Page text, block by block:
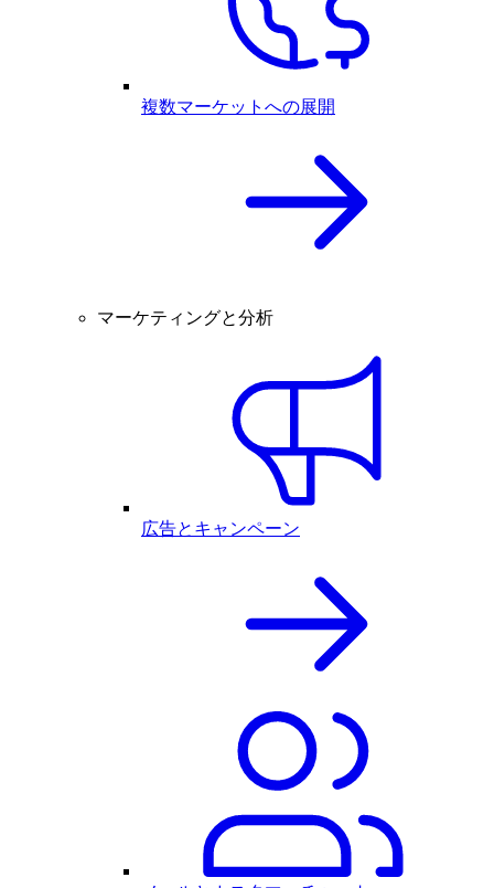
複数マーケットへの展開
マーケティングと分析
広告とキャンペーン